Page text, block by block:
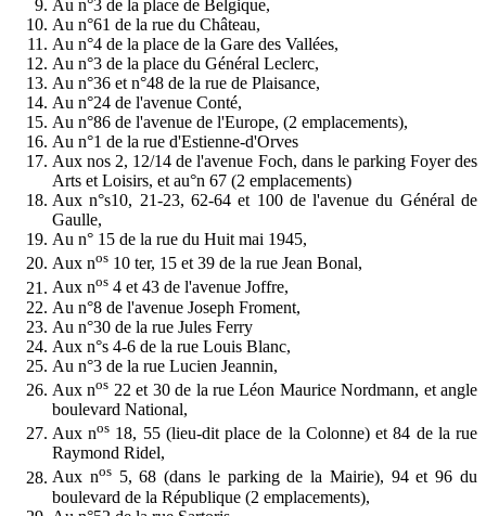
Au n°3 de la place de Belgique,
Au n°61 de la rue du Château,
Au n°4 de la place de la Gare des Vallées,
Au n°3 de la place du Général Leclerc,
Au n°36 et n°48 de la rue de Plaisance,
Au n°24 de l'avenue Conté,
Au n°86 de l'avenue de l'Europe, (2 emplacements),
Au n°1 de la rue d'Estienne-d'Orves
Aux nos 2, 12/14 de l'avenue Foch, dans le parking Foyer des
Arts et Loisirs, et au°n 67 (2 emplacements)
Aux n°s10, 21-23, 62-64 et 100 de l'avenue du Général de
Gaulle,
Au n° 15 de la rue du Huit mai 1945,
Aux nos 10 ter, 15 et 39 de la rue Jean Bonal,
Aux nos 4 et 43 de l'avenue Joffre,
Au n°8 de l'avenue Joseph Froment,
Au n°30 de la rue Jules Ferry
Aux n°s 4-6 de la rue Louis Blanc,
Au n°3 de la rue Lucien Jeannin,
Aux nos 22 et 30 de la rue Léon Maurice Nordmann, et angle
boulevard National,
Aux nos 18, 55 (lieu-dit place de la Colonne) et 84 de la rue
Raymond Ridel,
Aux nos5, 68 (dans le parking de la Mairie), 94 et 96 du
boulevard de la République (2 emplacements),